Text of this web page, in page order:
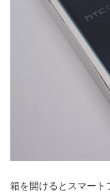
箱を開けるとスマート